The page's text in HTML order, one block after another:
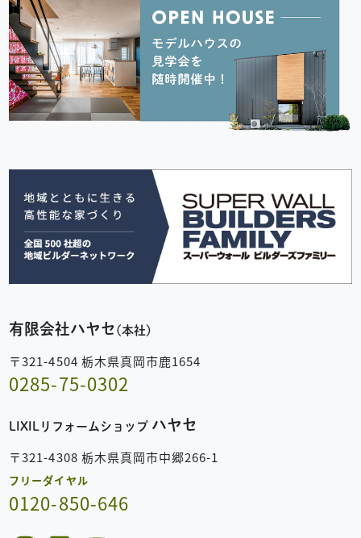
有限会社ハヤセ (本社)
〒321-4504 栃木県真岡市鹿1654
0285-75-0302
LIXILリフォームショップ ハヤセ
〒321-4308 栃木県真岡市中郷266-1
フリーダイヤル
0120-850-646